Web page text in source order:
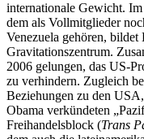
internationale Gewicht.
dem als Vollmitglieder
Venezuela gehören,
Gravitationszentrum.
2006 gelungen, das US-
zu verhindern. Zugleich
Beziehungen zu den
Obama verkündeten
Freihandelsblock (Trans